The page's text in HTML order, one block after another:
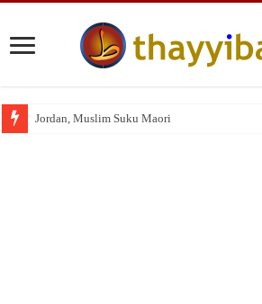
Jordan, Muslim Suku Maori